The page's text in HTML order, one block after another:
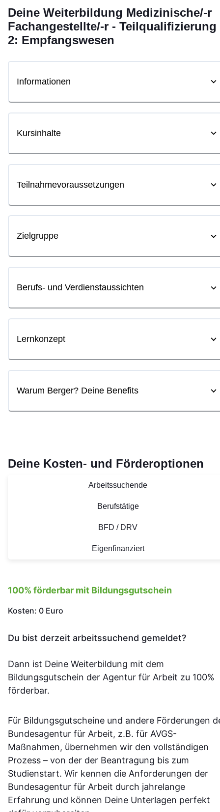
Deine Weiterbildung Medizinische/-r
Fachangestellte/-r - Teilqualifizierung
2: Empfangswesen
Informationen
Kursinhalte
Teilnahmevoraussetzungen
Zielgruppe
Berufs- und Verdienstaussichten
Lernkonzept
Warum Berger? Deine Benefits
Deine Kosten- und Förderoptionen
Arbeitssuchende
Berufstätige
BFD / DRV
Eigenfinanziert
100% förderbar mit Bildungsgutschein
Kosten: 0 Euro
Du bist derzeit arbeitssuchend gemeldet?
Dann ist Deine Weiterbildung mit dem
Bildungsgutschein der Agentur für Arbeit zu 100%
förderbar.
Für Bildungsgutscheine und andere Förderungen
Bundesagentur für Arbeit, z.B. für AVGS-
Maßnahmen, übernehmen wir den vollständigen
Prozess – von der der Beantragung bis zum
Studienstart. Wir kennen die Anforderungen der
Bundesagentur für Arbeit durch jahrelange
Erfahrung und können Deine Unterlagen perfekt